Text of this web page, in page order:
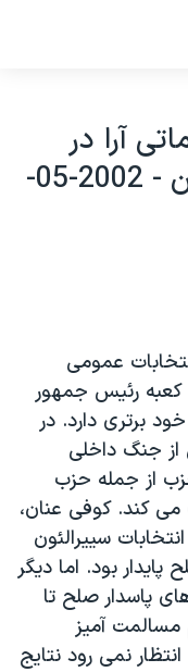
آرا در
انتخابات عمومی سيرالئون - 2002-05-
عمومی
رئيس جمهور
برتری دارد. در
از جنگ داخلی
آقای کعبه با نامزد های ۸ حزب از جمله حزب
می کند. کوفی عنان،
سييرالئون
بود. اما ديگر
پاسدار صلح تا
مسالمت آميز
نمی رود نتايج